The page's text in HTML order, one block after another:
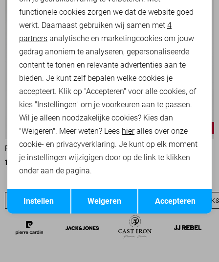
-50%
PETROL INDUSTRIES T-SHIRT
13,00 25,99
JACK & JONES T-SHIRT
9,00 17,99
JACK & JONES SALE JEANS JACK & JONES BASICS JACK
Analytische cookies
Marketing cookies
Terug Opslaan
functionele cookies zorgen we dat de website goed
werkt. Daarnaast gebruiken wij samen met 4
partners analytische en marketingcookies om jouw
gedrag anoniem te analyseren, gepersonaliseerde
content te tonen en relevante advertenties aan te
bieden. Je kunt zelf bepalen welke cookies je
accepteert. Klik op "Accepteren" voor alle cookies, of
kies "Instellingen" om je voorkeuren aan te passen.
Wil je alleen noodzakelijke cookies? Kies dan
"Weigeren". Meer weten? Lees hieralles over onze
cookie- en privacyverklaring. Je kunt op elk moment
je instellingen wijzigigen door op de link te klikken
onder aan de pagina.
Accepteren
Weigeren
Instellen